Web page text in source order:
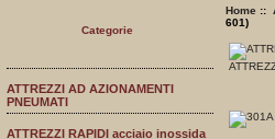
Categorie
ATTREZZI AD AZIONAMENTI
PNEUMATI
ATTREZZI RAPIDI acciaio inossida
Home::
601)